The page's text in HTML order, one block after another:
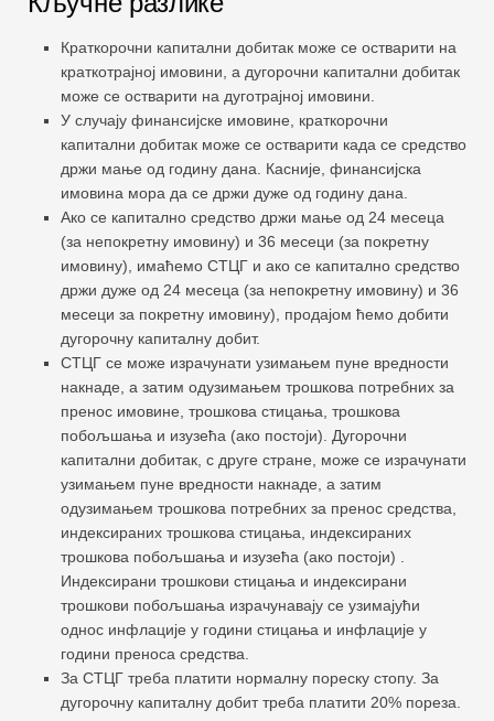
Краткорочни капитални добитак може се остварити на
краткотрајној имовини, а дугорочни капитални добитак
може се остварити на дуготрајној имовини.
У случају финансијске имовине, краткорочни
капитални добитак може се остварити када се средство
држи мање од годину дана. Касније, финансијска
имовина мора да се држи дуже од годину дана.
Ако се капитално средство држи мање од 24 месеца
(за непокретну имовину) и 36 месеци (за покретну
имовину), имаћемо СТЦГ и ако се капитално средство
држи дуже од 24 месеца (за непокретну имовину) и 36
месеци за покретну имовину), продајом ћемо добити
дугорочну капиталну добит.
СТЦГ се може израчунати узимањем пуне вредности
накнаде, а затим одузимањем трошкова потребних за
пренос имовине, трошкова стицања, трошкова
побољшања и изузећа (ако постоји). Дугорочни
капитални добитак, с друге стране, може се израчунати
узимањем пуне вредности накнаде, а затим
одузимањем трошкова потребних за пренос средства,
индексираних трошкова стицања, индексираних
трошкова побољшања и изузећа (ако постоји) .
Индексирани трошкови стицања и индексирани
трошкови побољшања израчунавају се узимајући
однос инфлације у години стицања и инфлације у
години преноса средства.
За СТЦГ треба платити нормалну пореску стопу. За
дугорочну капиталну добит треба платити 20% пореза.